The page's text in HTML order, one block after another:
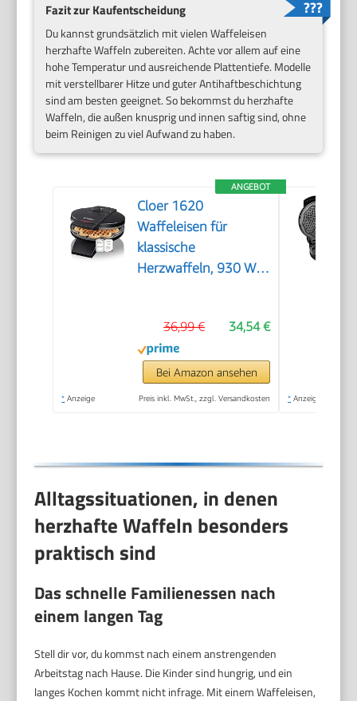
Fazit zur Kaufentscheidung
Du kannst grundsätzlich mit vielen Waffeleisen
herzhafte Waffeln zubereiten. Achte vor allem auf eine
hohe Temperatur und ausreichende Plattentiefe. Modelle
mit verstellbarer Hitze und guter Antihaftbeschichtung
sind am besten geeignet. So bekommst du herzhafte
Waffeln, die außen knusprig und innen saftig sind, ohne
beim Reinigen zu viel Aufwand zu haben.
ANGEBOT
Cloer 1620
Waffeleisen für
klassische
Herzwaffeln, 930 W,
Bräunungsgrad,
schwarz
34,54 €
36,99 €
Bei Amazon ansehen
* Anzeige Preis inkl. MwSt., zzgl. Versandkosten * Anzeige
Alltagssituationen, in denen
herzhafte Waffeln besonders
praktisch sind
Das schnelle Familienessen nach
einem langen Tag
Stell dir vor, du kommst nach einem anstrengenden
Arbeitstag nach Hause. Die Kinder sind hungrig, und ein
langes Kochen kommt nicht infrage. Mit einem Waffeleisen,